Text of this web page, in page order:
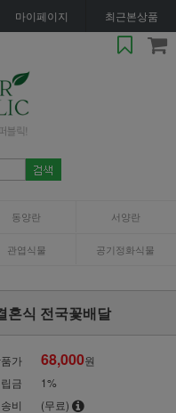
마이페이지 최근본상품
동양란 서양란
관엽식물 공기정화식물
혼식 전국꽃배달
가 68,000원
금
1%
비
(무료)